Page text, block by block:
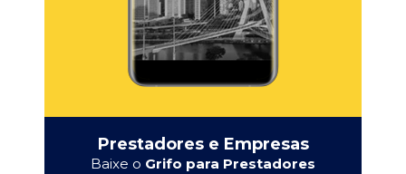
Prestadores e Empresas
Baixe o Grifo para Prestadores